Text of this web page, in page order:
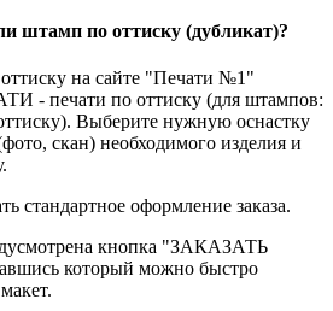
штамп по оттиску (дубликат)?
на сайте "Печати №1"
- печати по оттиску (для штампов:
Выберите нужную оснастку
скан) необходимого изделия и
стандартное оформление заказа.
кнопка "ЗАКАЗАТЬ
который можно быстро